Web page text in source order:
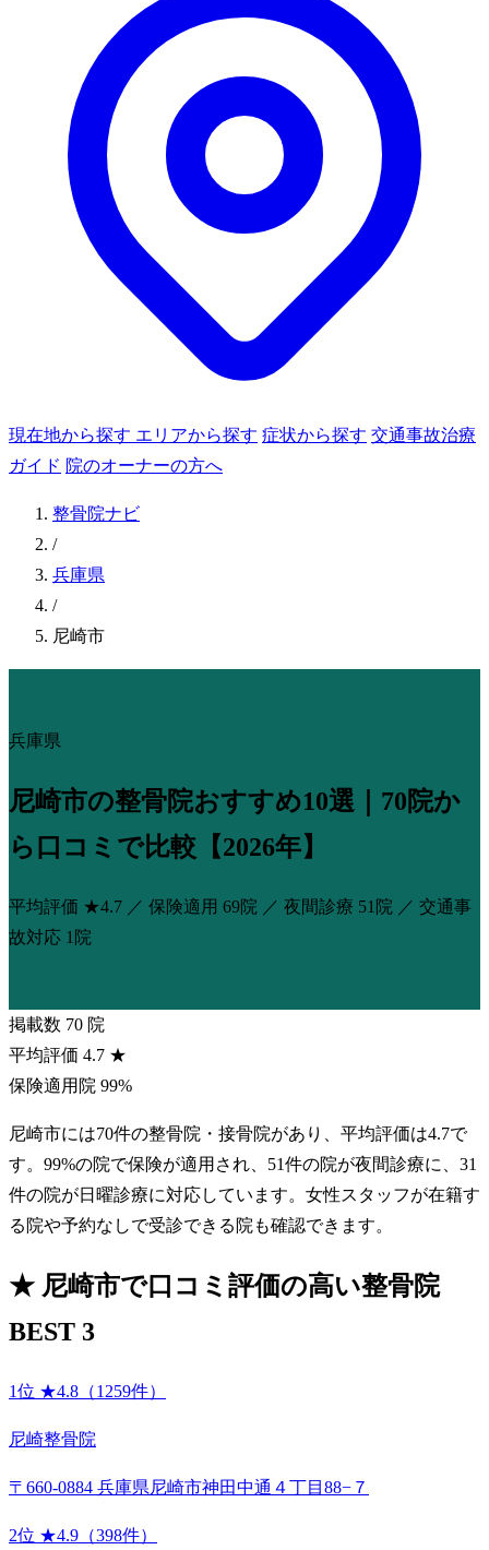
現在地から探す エリアから探す 症状から探す 交通事故治療
ガイド 院のオーナーの方へ
整骨院ナビ
/
兵庫県
/
尼崎市
兵庫県
尼崎市の整骨院おすすめ10選｜70院か
ら口コミで比較【2026年】
平均評価 ★4.7 ／ 保険適用 69院 ／ 夜間診療 51院 ／ 交通事
故対応 1院
掲載数 70 院
平均評価 4.7 ★
保険適用院 99%
尼崎市には70件の整骨院・接骨院があり、平均評価は4.7で
す。99%の院で保険が適用され、51件の院が夜間診療に、31
件の院が日曜診療に対応しています。女性スタッフが在籍す
る院や予約なしで受診できる院も確認できます。
★尼崎市で口コミ評価の高い整骨院
BEST 3
1位 ★4.8（1259件）
尼崎整骨院
〒660-0884 兵庫県尼崎市神田中通４丁目88−７
2位 ★4.9（398件）